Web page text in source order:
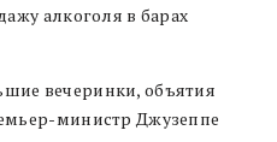
алкоголя в барах
вечеринки, объятия
министр Джузеппе